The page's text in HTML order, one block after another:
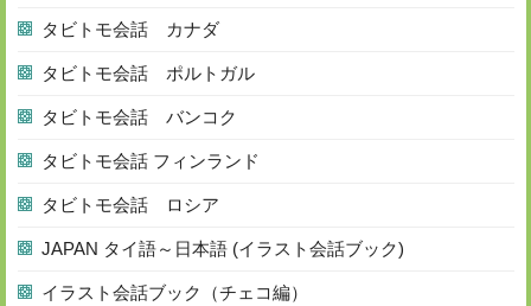
タビトモ会話 カナダ
タビトモ会話 ポルトガル
タビトモ会話 バンコク
タビトモ会話 フィンランド
タビトモ会話 ロシア
JAPAN タイ語～日本語 (イラスト会話ブック)
イラスト会話ブック（チェコ編）